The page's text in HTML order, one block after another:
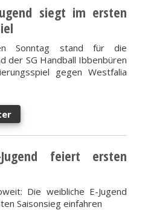
siegt im ersten
Sonntag stand für die
der SG Handball Ibbenbüren
gegen Westfalia
Jugend feiert ersten
Die weibliche E-Jugend
Saisonsieg einfahren